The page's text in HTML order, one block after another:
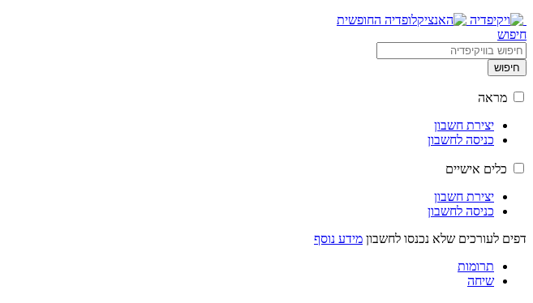
חיפוש
חיפוש
מראה
יצירת חשבון
כניסה לחשבון
כלים אישיים
יצירת חשבון
כניסה לחשבון
דפים לעורכים שלא נכנסו לחשבון מידע נוסף
תרומות
שיחה